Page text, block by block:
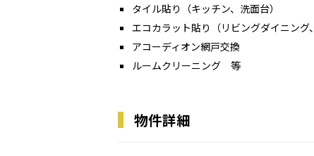
タイル貼り（キッチン、洗面台）
エコカラット貼り（リビングダイニング
アコーディオン網戸交換
ルームクリーニング 等
物件詳細